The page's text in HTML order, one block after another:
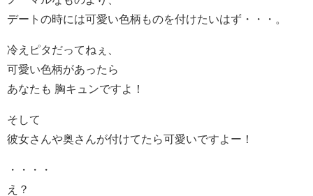
デートの時には可愛い色柄ものを付けたいはず・・・。
冷えピタだってねぇ、
可愛い色柄があったら
あなたも 胸キュンですよ！
そして
彼女さんや奥さんが付けてたら可愛いですよー！
・・・・
え？